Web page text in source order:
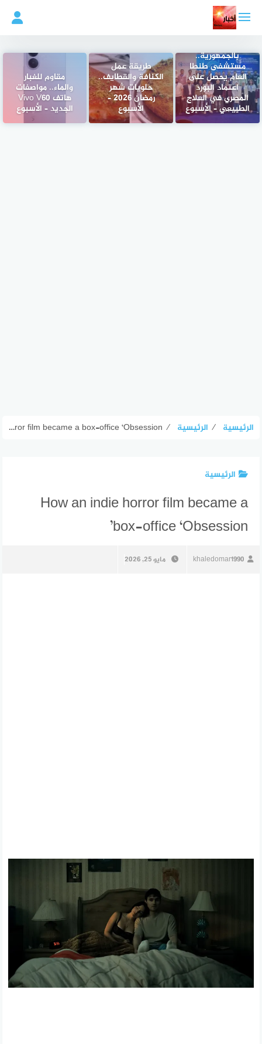
المحتوى
بالجمهورية..
مستشفى طنطا
العام يحصل على
اعتماد البورد
المصري في العلاج
الطبيعي – الأسبوع
طريقة عمل
الكنافة والقطايف..
حلويات شهر
رمضان 2026 –
الأسبوع
مقاوم للغبار
والماء.. مواصفات
هاتف Vivo V60
الجديد – الأسبوع
الرئيسية ⁄ الرئيسية ⁄
How an indie horror film became a box-office ‘Obsession’
الرئيسية
How an indie horror film became a
box-office ‘Obsession’
khaledomar1990 مايو 25, 2026